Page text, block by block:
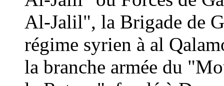
Al-Jalil", la Brigade de
régime syrien à al
labranche armée du